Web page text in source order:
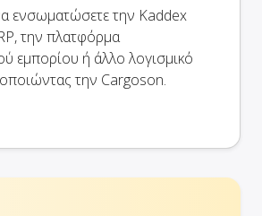
ενσωματώσετε την Kaddex
την πλατφόρμα
εμπορίου ή άλλο λογισμικό
την Cargoson.